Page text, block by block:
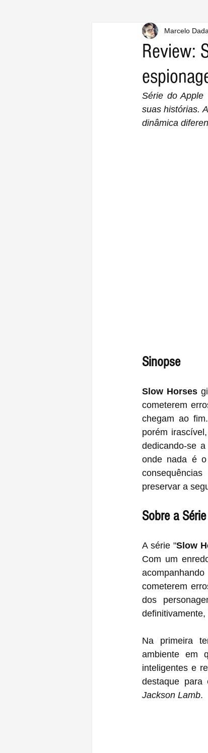
Review:
Marcelo Dada
Série do Apple
suas histórias.
dinâmica
Sinopse
Slow Horses
cometerem
chegam ao
porém
dedicando-se
onde nada é
preservar a
Sobre a Série
A série "Slow
Com um
cometerem
dos
Na primeira
ambiente em
inteligentes e
destaque para
Jackson Lamb.